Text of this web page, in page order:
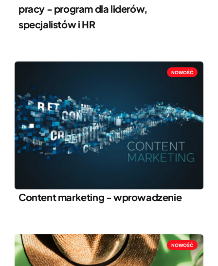
pracy - program dla liderów,
specjalistów i HR
NOWOŚĆ
Content marketing - wprowadzenie
NOWOŚĆ